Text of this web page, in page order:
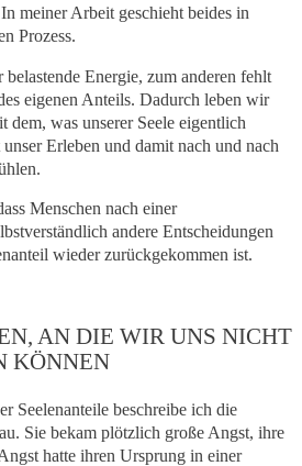
meiner Arbeit geschieht beides in
Prozess.
Energie, zum anderen fehlt
eigenen Anteils. Dadurch leben wir
was unserer Seele eigentlich
Erleben und damit nach und nach
Menschen nach einer
andere Entscheidungen
wieder zurückgekommen ist.
AN DIE WIR UNS NICHT
KÖNNEN
Seelenanteile beschreibe ich die
Sie bekam plötzlich große Angst, ihre
hatte ihren Ursprung in einer